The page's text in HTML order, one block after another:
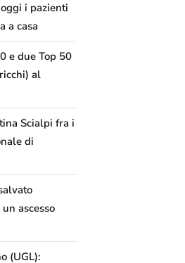
i pazienti
a casa
e due Top 50
al
Scialpi fra i
di
ascesso
(UGL):